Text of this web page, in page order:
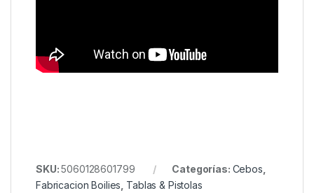
SKU:5060128601799 Categorías: Cebos
Fabricacion Boilies Tablas & Pistolas